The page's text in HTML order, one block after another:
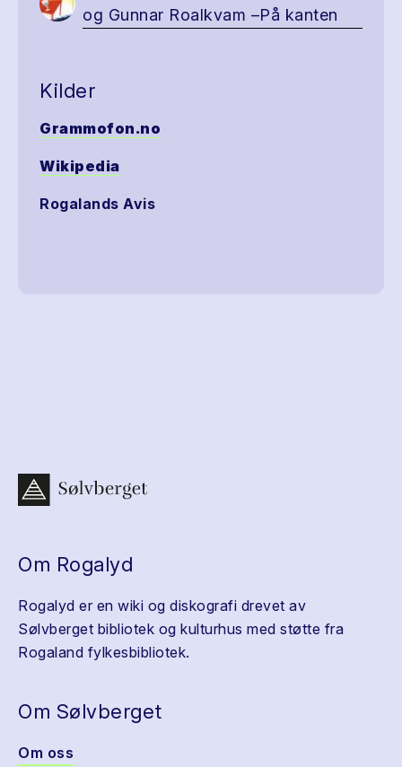
og Gunnar Roalkvam –På kanten
Kilder
Grammofon.no
Wikipedia
Rogalands Avis
Om Rogalyd
Rogalyd er en wiki og diskografi drevet av
Sølvberget bibliotek og kulturhus med støtte fra
Rogaland fylkesbibliotek.
Om Sølvberget
Om oss